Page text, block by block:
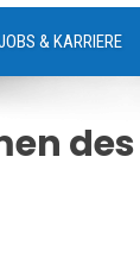
& KARRIERE